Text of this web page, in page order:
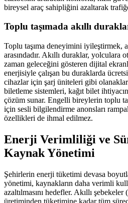
bireysel araç sahipliğini azaltarak
Toplu taşımada akıllı
Toplu taşıma deneyimini iyileştirmek,
arasındadır. Akıllı duraklar, yolculara
zaman geleceğini gösteren dijital
enerjisiyle çalışan bu duraklarda
cihazlar için şarj üniteleri gibi
biletleme sistemleri, kağıt bilet
çözüm sunar. Engelli bireylerin toplu
için sesli bilgilendirme anonsları
özellikleri de ihmal edilmez.
Enerji Verimliliği ve
Kaynak Yönetimi
Şehirlerin enerji tüketimi devasa
yönetimi, kaynakların daha verimli
azaltılmasını hedefler. Akıllı
üretiminden tüketimine kadar tüm